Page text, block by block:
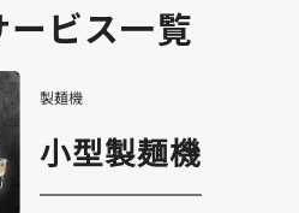
ビス一覧
製麺機
小型製麺機